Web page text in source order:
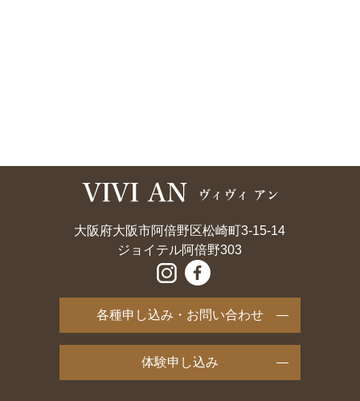
大阪府大阪市阿倍野区松崎町3-15-14
ジョイテル阿倍野303
各種申し込み・お問い合わせ
体験申し込み